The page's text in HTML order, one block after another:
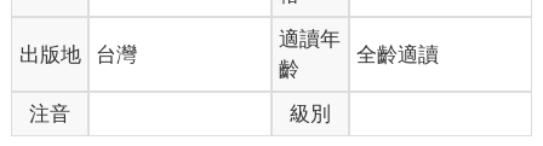
出版地 台灣
適讀年
齡
全齡適讀
注音 級別